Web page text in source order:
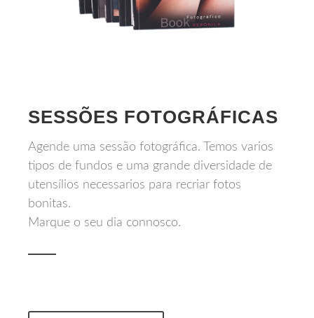
SESSÕES FOTOGRÁFICAS
Agende uma sessão fotográfica. Temos varios
tipos de fundos e uma grande diversidade de
utensílios necessarios para recriar fotos
bonitas.
Marque o seu dia connosco.